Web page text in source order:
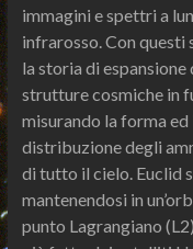
immagini e spettri a
infrarosso. Con
la storia di espansione
strutture cosmiche in
misurando la forma
distribuzione degli
di tutto il cielo. Euclid
mantenendosi in
punto Lagrangiano